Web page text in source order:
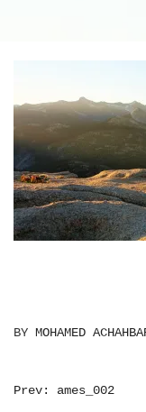
BY MOHAMED
Prev: ames_002